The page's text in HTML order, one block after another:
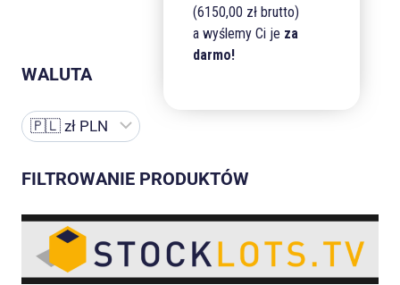
WALUTA
FILTROWANIE PRODUKTÓW
(6150,00 zł brutto)
a wyślemy Ci je za
darmo!